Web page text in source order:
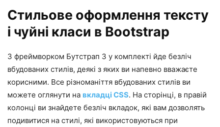
Стильове оформлення тексту
і чуйні класи в Bootstrap
З фреймворком Бутстрап 3 у комплекті йде безліч
вбудованих стилів, деякі з яких ви напевно вважаєте
корисними. Все різноманіття вбудованих стилів ви
можете оглянути на вкладці CSS. На сторінці, в правій
колонці ви знайдете безліч вкладок, які вам дозволять
подивитися на стилі, які використовуються при